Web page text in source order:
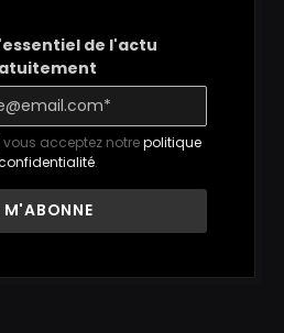
de l'actu
acceptez notrepolitique
.